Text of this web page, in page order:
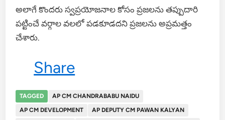
అలాగే కొందరు స్వప్రయోజనాల కోసం ప్రజలను తప్పుదారి
పట్టించే వర్గాల వలలో పడకూడదని ప్రజలను అప్రమత్తం
చేశారు.
Share
TAGGED
AP CM CHANDRABABU NAIDU
AP CM DEVELOPMENT
AP DEPUTY CM PAWAN KALYAN